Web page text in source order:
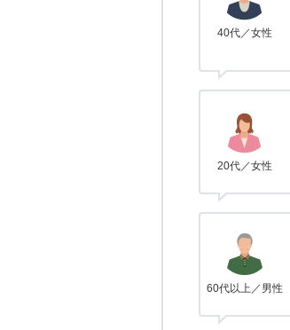
40代／女性
20代／女性
60代以上／男性